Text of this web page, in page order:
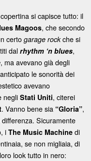
si capisce tutto: il
Magoos, che secondo
certo garage rockche si
dal rhythm ‘n blues,
, ma avevano già degli
le sonorità dei
avevano
negli Stati Uniti, citerei
. Vanno bene sia “Gloria”,
Sicuramente
i The Music Machine di
se non migliaia, di
look tutto in nero: